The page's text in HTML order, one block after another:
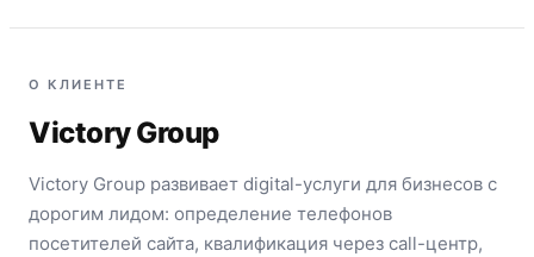
О КЛИЕНТЕ
Victory Group
Victory Group развивает digital-услуги для бизнесов с
дорогим лидом: определение телефонов
посетителей сайта, квалификация через call-центр,